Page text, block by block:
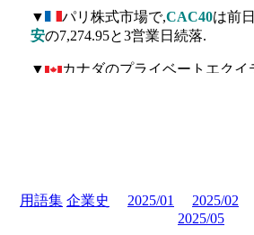
▼ パリ株式市場で,CAC40は前
安の7,274.95と3営業日続落.
▼
カナダのプライベートエクイ
シェル[Shell plc,英]の持ち分16.125
サイバー攻撃を受けて広く報道さ
用語集 企業史 2025/01 2025/02
2025/05